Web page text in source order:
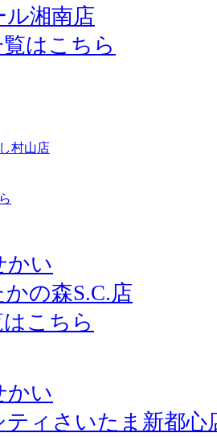
湘南店
はこちら
村山店
かい
の森S.C.店
こちら
かい
ティさいたま新都心